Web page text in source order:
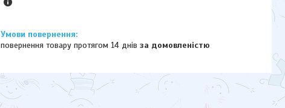
повернення товару протягом 14 днівза домовленістю